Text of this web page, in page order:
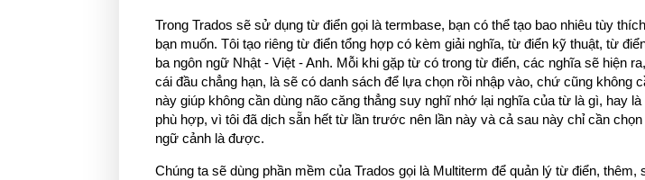
Trong Trados sẽ sử dụng từ điển gọi là termbase, bạn có thể tạo bao nhiêu tùy
bạn muốn. Tôi tạo riêng từ điển tổng hợp có kèm giải nghĩa, từ điển kỹ thuật, từ
ba ngôn ngữ Nhật - Việt - Anh. Mỗi khi gặp từ có trong từ điển, các nghĩa sẽ hiện
cái đầu chẳng hạn, là sẽ có danh sách để lựa chọn rồi nhập vào, chứ cũng không
này giúp không cần dùng não căng thẳng suy nghĩ nhớ lại nghĩa của từ là gì, hay
phù hợp, vì tôi đã dịch sẵn hết từ lần trước nên lần này và cả sau này chỉ cần
ngữ cảnh là được.
Chúng ta sẽ dùng phần mềm của Trados gọi là Multiterm để quản lý từ điển,